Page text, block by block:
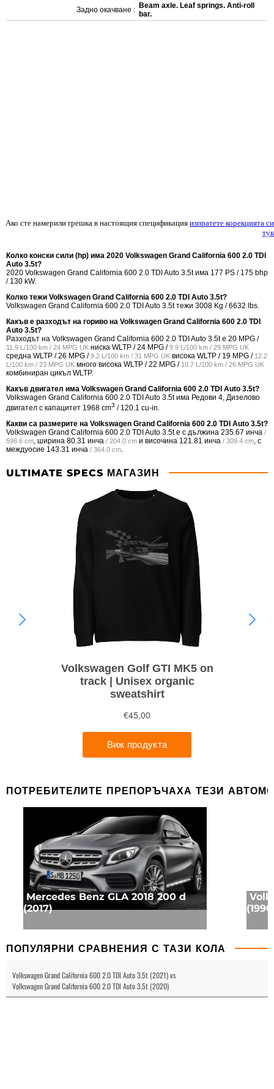
Задно окачване : Beam axle. Leaf springs. Anti-roll
bar.
Ако сте намерили грешка в настоящия спецификация изпратете корекцията си
тук
Колко конски сили (hp) има 2020 Volkswagen Grand California 600 2.0 TDI
Auto 3.5t?
2020 Volkswagen Grand California 600 2.0 TDI Auto 3.5t има 177 PS / 175 bhp
/ 130 kW.
Колко тежи Volkswagen Grand California 600 2.0 TDI Auto 3.5t?
Volkswagen Grand California 600 2.0 TDI Auto 3.5t тежи 3008 Kg / 6632 lbs.
Какъв е разходът на гориво на Volkswagen Grand California 600 2.0 TDI
Auto 3.5t?
Разходът на Volkswagen Grand California 600 2.0 TDI Auto 3.5t е 20 MPG /
11.9 L/100 km / 24 MPG UK ниска WLTP /24 MPG /9.9 L/100 km / 29 MPG UK
средна WLTP /26 MPG /9.2 L/100 km / 31 MPG UK висока WLTP / 19 MPG / 12.2
L/100 km / 23 MPG UK много висока WLTP /22 MPG / 10.7 L/100 km / 26 MPG UK
комбиниран цикъл WLTP.
Какъв двигател има Volkswagen Grand California 600 2.0 TDI Auto 3.5t?
Volkswagen Grand California 600 2.0 TDI Auto 3.5t има Редови 4, Дизелово
двигател с капацитет 1968 cm3 / 120.1 cu-in.
Какви са размерите на Volkswagen Grand California 600 2.0 TDI Auto 3.5t?
Volkswagen Grand California 600 2.0 TDI Auto 3.5t е с дължина 235.67 инча /
598.6 cm , ширина 80.31 инча / 204.0 cm и височина 121.81 инча / 309.4 cm , с
междуосие 143.31 инча / 364.0 cm
ULTIMATE SPECS МАГАЗИН
ПОТРЕБИТЕЛИТЕ ПРЕПОРЪЧАХА ТЕЗИ
Mercedes Benz GLA 2018 200 d
(2017)
ПОПУЛЯРНИ СРАВНЕНИЯ С ТАЗИ КОЛА
Volkswagen Grand California 600 2.0 TDI Auto 3.5t (2021) vs
Volkswagen Grand California 600 2.0 TDI Auto 3.5t (2020)